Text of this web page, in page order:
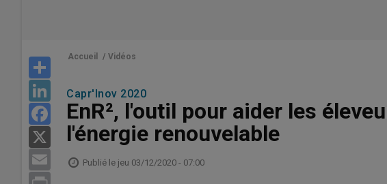
LinkedIn
Facebook
Email
Accueil / Vidéos
Capr'Inov 2020
EnR², l'outil pour aider les
l'énergie renouvelable
Publié le jeu 03/12/2020 - 07:00